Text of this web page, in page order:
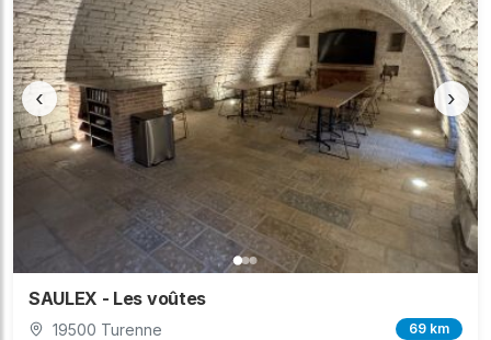
‹ ›
SAULEX - Les voûtes
19500 Turenne 69 km